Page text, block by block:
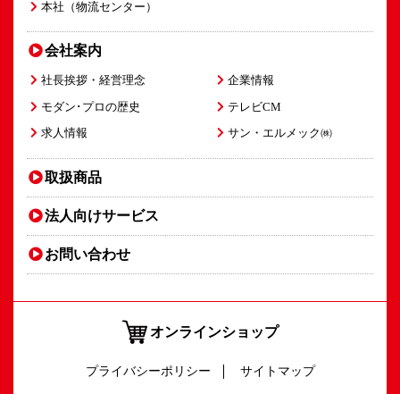
本社（物流センター）
会社案内
社長挨拶・経営理念
モダン･プロの歴史
求人情報
企業情報
テレビCM
サン・エルメック㈱
取扱商品
法人向けサービス
お問い合わせ
オンラインショップ
プライバシーポリシー サイトマップ